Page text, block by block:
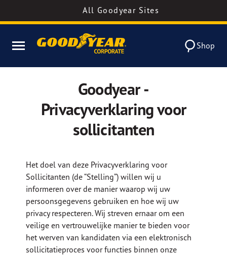
All Goodyear Sites
Shop
Goodyear -
Privacyverklaring voor
sollicitanten
Het doel van deze Privacyverklaring voor
Sollicitanten (de “Stelling”) willen wij u
informeren over de manier waarop wij uw
persoonsgegevens gebruiken en hoe wij uw
privacy respecteren. Wij streven ernaar om een
veilige en vertrouwelijke manier te bieden voor
het werven van kandidaten via een elektronisch
sollicitatieproces voor functies binnen onze